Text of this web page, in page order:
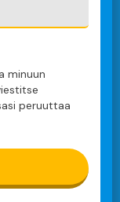
minuun
peruuttaa